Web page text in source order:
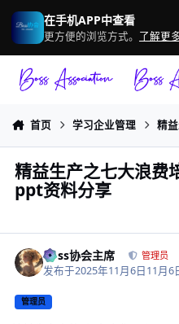
跳转到帖子
在手机APP中查看
更方便的浏览方式。 了解更
首页 学习企业管理 精
精益生产之七大浪费
ppt资料分享
Boss协会主席 管理员
发布于2025年11月6日11月6
管理员